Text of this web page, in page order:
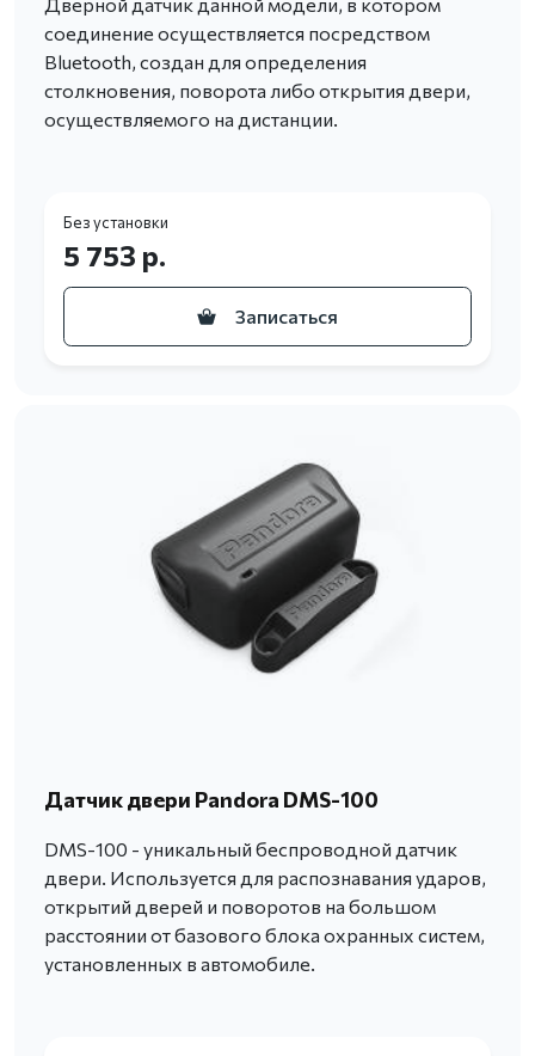
Дверной датчик данной модели, в котором
соединение осуществляется посредством
Bluetooth, создан для определения
столкновения, поворота либо открытия двери,
осуществляемого на дистанции.
Без установки
5 753 р.
Записаться
Датчик двери Pandora DMS-100
DMS-100 - уникальный беспроводной датчик
двери. Используется для распознавания ударов,
открытий дверей и поворотов на большом
расстоянии от базового блока охранных систем,
установленных в автомобиле.